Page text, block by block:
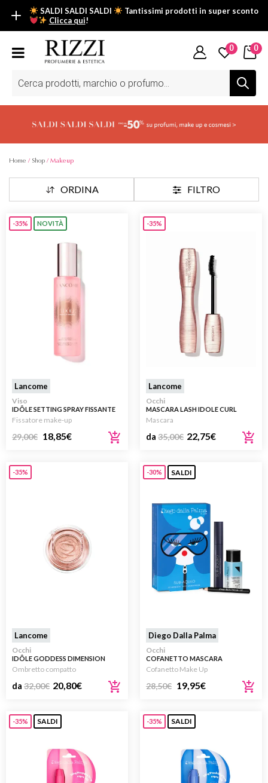
SALDI SALDI SALDI
Tantissimi prodotti in super sconto
Clicca qui!
SALDI SALDI SALDI
Fino al -50% su tantissimi prodotti beauty nella sezione saldi: il
Scopri tutti i prodotti in super saldo!Clicca qui
prodotti
0 0
Home / Shop / Makeup
ORDINA FILTRO
-35% NOVITÀ
Lancome
Viso
IDÔLE SETTING SPRAY FISSANTE
TRUCCO IDRATANTE A LUNGA
Fissatore make-up
29,00€ 18,85€
-35%
Lancome
Occhi
MASCARA LASH IDOLE CURL
GODDESS
Mascara
da 35,00€ 22,75€
-35%
Lancome
Occhi
IDÔLE GODDESS DIMENSION
MONOEYESHADOW
Ombretto compatto
da 32,00€ 20,80€
-30% SALDI
Diego Dalla Palma
Occhi
COFANETTO MASCARA
SUBAQUEO WATERPROOF 2025
Cofanetto Make Up
28,50€ 19,95€
-35% SALDI -35% SALDI